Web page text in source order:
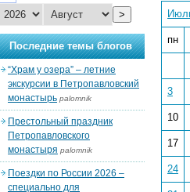
пн
3
10
17
24
>
Последние темы блогов
“Храм у озера” – летние
экскурсии в Петропавловский
монастырь palomnik
Престольный праздник
Петропавловского
монастыря palomnik
Поездки по России 2026 –
специально для